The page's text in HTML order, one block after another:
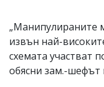
„Мaнипулираните
извън най-
схемата участват
обясни зам.-